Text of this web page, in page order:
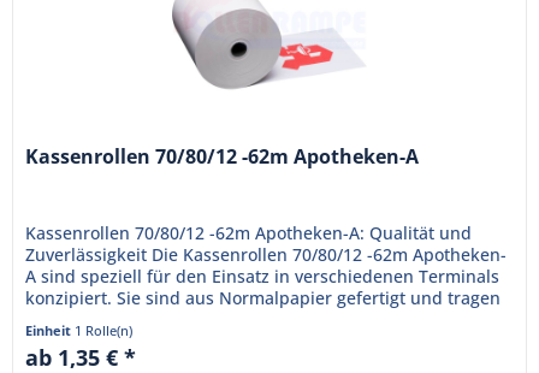
Kassenrollen 70/80/12 -62m Apotheken-A
Kassenrollen 70/80/12 -62m Apotheken-A: Qualität und
Zuverlässigkeit Die Kassenrollen 70/80/12 -62m Apotheken-
A sind speziell für den Einsatz in verschiedenen Terminals
konzipiert. Sie sind aus Normalpapier gefertigt und tragen
das...
Einheit 1 Rolle(n)
ab 1,35 € *